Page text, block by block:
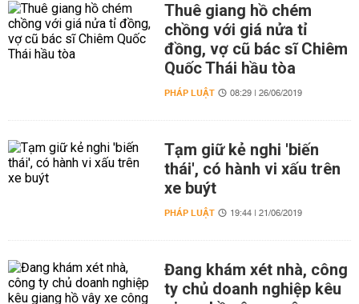
Thuê giang hồ chém
chồng với giá nửa tỉ
đồng, vợ cũ bác sĩ Chiêm
Quốc Thái hầu tòa
PHÁP LUẬT 08:29 | 26/06/2019
Tạm giữ kẻ nghi 'biến
thái', có hành vi xấu trên
xe buýt
PHÁP LUẬT 19:44 | 21/06/2019
Đang khám xét nhà, công
ty chủ doanh nghiệp kêu